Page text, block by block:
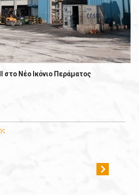
στο Νέο Ικόνιο Περάματος